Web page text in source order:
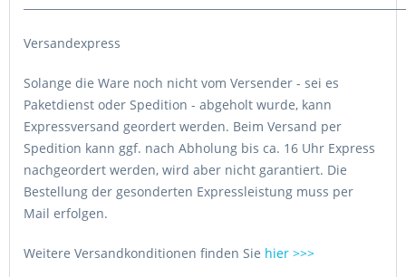
Versandexpress
Solange die Ware noch nicht vom Versender - sei es
Paketdienst oder Spedition - abgeholt wurde, kann
Expressversand geordert werden. Beim Versand per
Spedition kann ggf. nach Abholung bis ca. 16 Uhr Express
nachgeordert werden, wird aber nicht garantiert. Die
Bestellung der gesonderten Expressleistung muss per
Mail erfolgen.
Weitere Versandkonditionen finden Sie hier >>>